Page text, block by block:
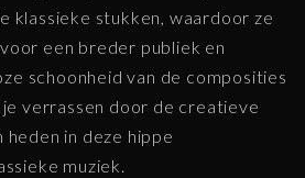
klassieke stukken, waardoor ze
een breder publiek en
schoonheid van de composities
verrassen door de creatieve
in deze hippe
muziek.